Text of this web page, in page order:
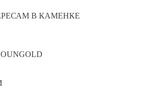
В КАМЕНКЕ